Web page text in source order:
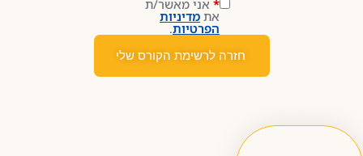
* אני מאשר/ת
אתמדיניות
הפרטיות.
חזרה לרשימת הקורס שלי